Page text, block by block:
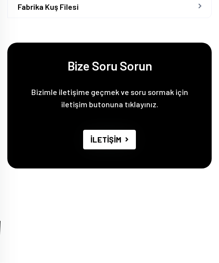
Fabrika Kuş Filesi
Bize Soru Sorun
Bizimle iletişime geçmek ve soru sormak için
iletişim butonuna tıklayınız.
İLETİŞİM